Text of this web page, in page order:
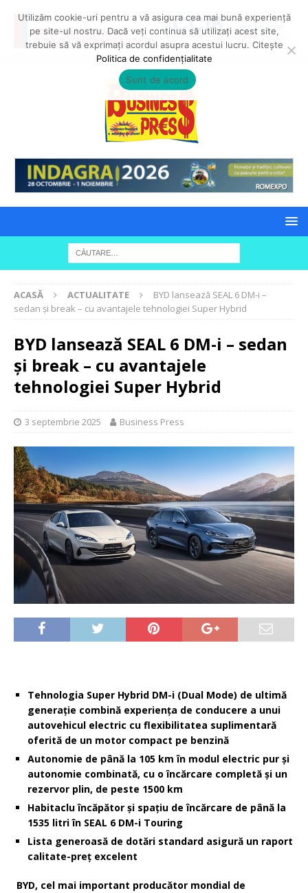
ACASĂ ACTUALITATE
BYD lansează SEAL 6 DM-i –
sedan și break – cu avantajele tehnologiei Super Hybrid
BYD lansează SEAL 6 DM-i – sedan
și break – cu avantajele
tehnologiei Super Hybrid
3 septembrie 2025 Business Press
Tehnologia Super Hybrid DM-i (Dual Mode) de ultimă
generație combină experiența de conducere a unui
autovehicul electric cu flexibilitatea suplimentară
oferită de un motor compact pe benzină
Autonomie de până la 105 km în modul electric pur și
autonomie combinată, cu o încărcare completă și un
rezervor plin, de peste 1500 km
Habitaclu încăpător și spațiu de încărcare de până la
1535 litri în SEAL 6 DM-i Touring
Lista generoasă de dotări standard asigură un raport
calitate-preț excelent
BYD, cel mai important producător mondial de
Utilizăm cookie-uri pentru a vă asigura cea mai bună experiență
pe site-ul nostru. Dacă veți continua să utilizați acest site,
trebuie să vă exprimați acordul asupra acestui lucru. Citește
Politica de confidențialitate
Sunt de acord